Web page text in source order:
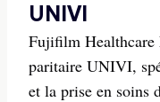
UNIVI
Fujifilm Healthcare
paritaire UNIVI,
et la prise en soins